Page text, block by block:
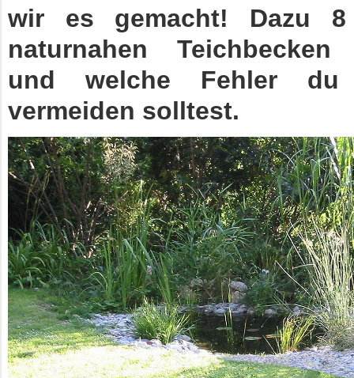
wir es gemacht! Dazu
naturnahen Teichbecken
und welche Fehler du
vermeiden solltest.